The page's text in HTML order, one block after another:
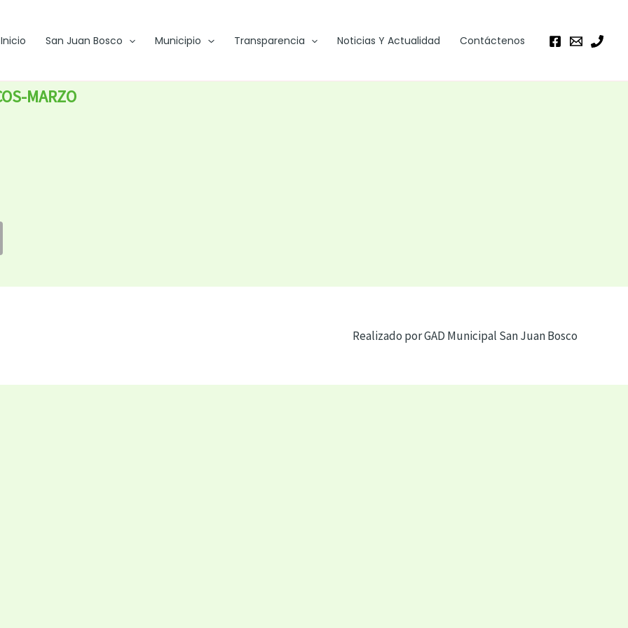
Inicio San Juan Bosco Municipio Transparencia Noticias Y Actualidad Contáctenos
MARZO
Realizado por GAD Municipal San Juan Bosco